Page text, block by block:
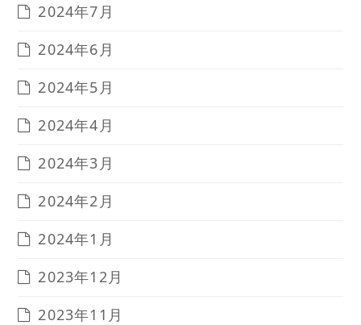
2024年7月
2024年6月
2024年5月
2024年4月
2024年3月
2024年2月
2024年1月
2023年12月
2023年11月